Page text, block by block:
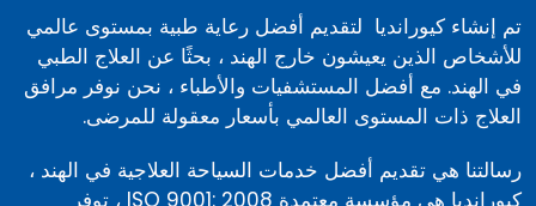
تم إنشاء كيورانديا لتقديم أفضل رعاية طبية بمستوى عالمي
للأشخاص الذين يعيشون خارج الهند ، بحثًا عن العلاج الطبي
في الهند. مع أفضل المستشفيات والأطباء ، نحن نوفر مرافق
العلاج ذات المستوى العالمي بأسعار معقولة للمرضى.
رسالتنا هي تقديم أفضل خدمات السياحة العلاجية في الهند ،
كيورانديا هي مؤسسة معتمدة ISO 9001: 2008 ، توفر